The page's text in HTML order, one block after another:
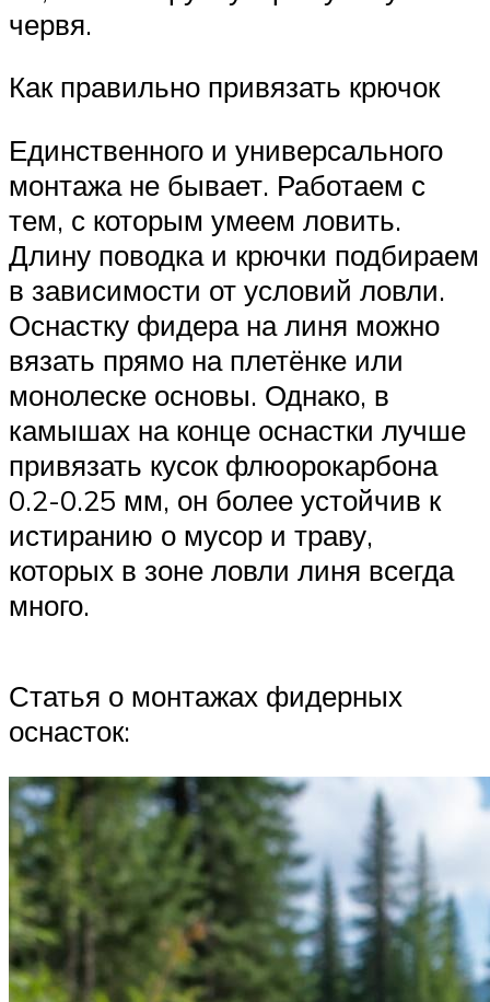
червя.
Как правильно привязать крючок
Единственного и универсального
монтажа не бывает. Работаем с
тем, с которым умеем ловить.
Длину поводка и крючки подбираем
в зависимости от условий ловли.
Оснастку фидера на линя можно
вязать прямо на плетёнке или
монолеске основы. Однако, в
камышах на конце оснастки лучше
привязать кусок флюорокарбона
0.2-0.25 мм, он более устойчив к
истиранию о мусор и траву,
которых в зоне ловли линя всегда
много.
Статья о монтажах фидерных
оснасток: